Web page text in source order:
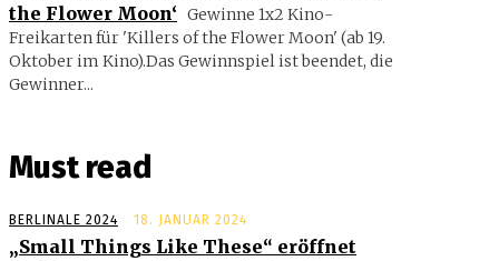
the Flower Moon‘ Gewinne 1x2 Kino-
Freikarten für 'Killers of the Flower Moon' (ab 19.
Oktober im Kino).Das Gewinnspiel ist beendet, die
Gewinner...
Must read
BERLINALE 2024 18. JANUAR 2024
„Small Things Like These“ eröffnet